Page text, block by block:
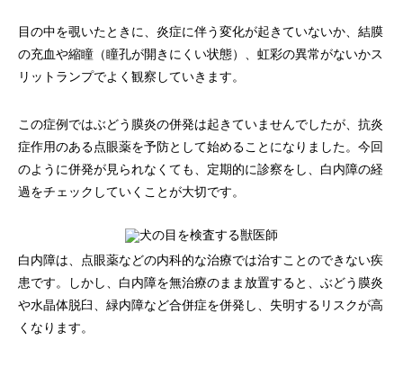
目の中を覗いたときに、炎症に伴う変化が起きていないか、結膜
の充血や縮瞳（瞳孔が開きにくい状態）、虹彩の異常がないかス
リットランプでよく観察していきます。
この症例ではぶどう膜炎の併発は起きていませんでしたが、抗炎
症作用のある点眼薬を予防として始めることになりました。今回
のように併発が見られなくても、定期的に診察をし、白内障の経
過をチェックしていくことが大切です。
白内障は、点眼薬などの内科的な治療では治すことのできない疾
患です。しかし、白内障を無治療のまま放置すると、ぶどう膜炎
や水晶体脱臼、緑内障など合併症を併発し、失明するリスクが高
くなります。